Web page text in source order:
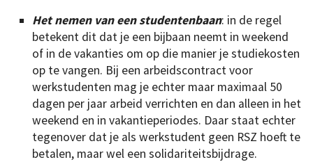
Het nemen van een studentenbaan: in de regel
betekent dit dat je een bijbaan neemt in weekend
of in de vakanties om op die manier je studiekosten
op te vangen. Bij een arbeidscontract voor
werkstudenten mag je echter maar maximaal 50
dagen per jaar arbeid verrichten en dan alleen in het
weekend en in vakantieperiodes. Daar staat echter
tegenover dat je als werkstudent geen RSZ hoeft te
betalen, maar wel een solidariteitsbijdrage.